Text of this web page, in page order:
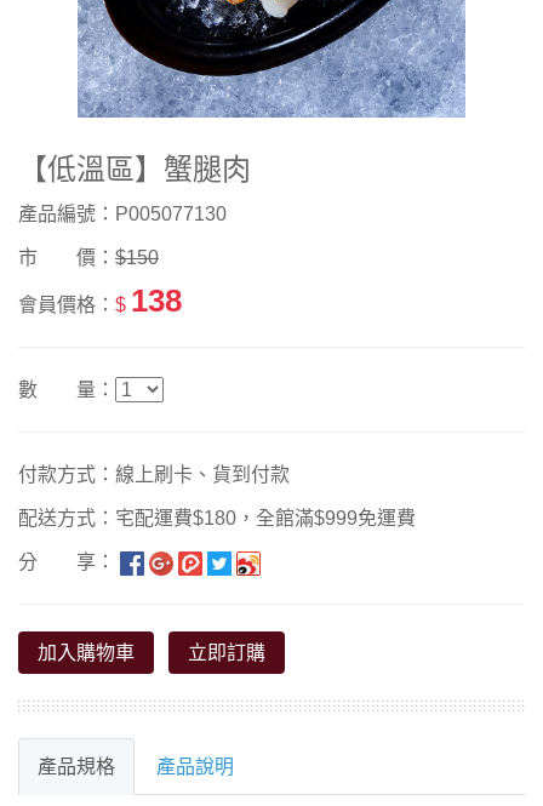
【低溫區】蟹腿肉
產品編號：P005077130
市 價： $150
會員價格： $ 138
數 量：
付款方式：線上刷卡、貨到付款
配送方式：宅配運費$180，全館滿$999免運費
分 享：
加入購物車 立即訂購
產品規格 產品說明